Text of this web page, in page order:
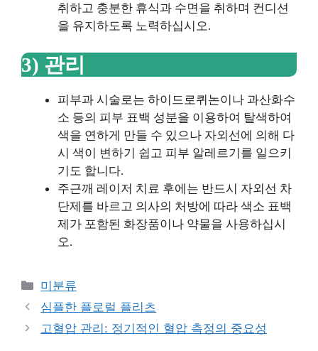
취하고 충분한 휴식과 수면을 취하며 컨디션
을 유지하도록 노력하십시오.
3) 관리
피부과 시술로는 하이드로퀴논이나 과산화수
소 등의 피부 표백 성분을 이용하여 탈색하여
색을 연하게 만들 수 있으나 자외선에 의해 다
시 색이 변하기 쉽고 피부 알레르기를 일으키
기도 합니다.
주근깨 레이저 치료 후에는 반드시 자외선 차
단제를 바르고 의사의 처방에 따라 색소 표백
제가 포함된 화장품이나 약물을 사용하십시
오.
Categories
미분류
심플한 플로럴 플리츠
고혈압 관리: 정기적인 혈압 측정의 중요성